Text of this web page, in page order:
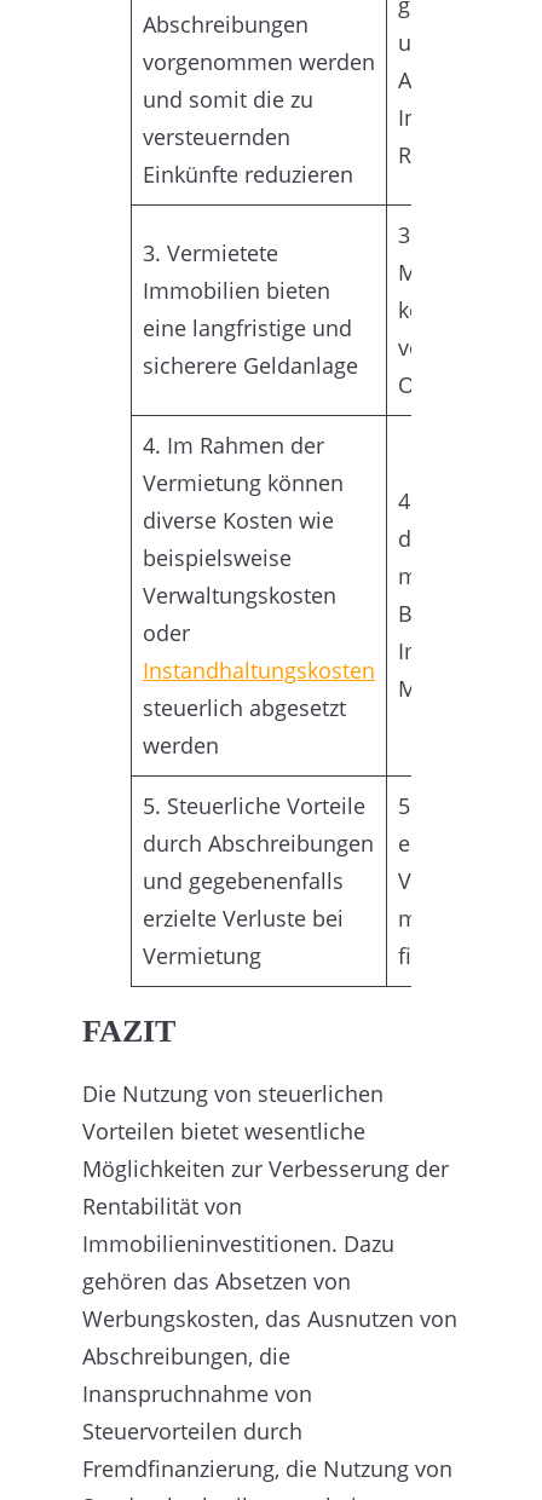
Abschreibungen
vorgenommen werden
und somit die zu
versteuernden
Einkünfte reduzieren
und
Aufwand für
Reparaturen
3. Vermietete
Immobilien bieten
eine langfristige und
sicherere Geldanlage
3. Steigende
können die
von
Objekten
4. Im Rahmen der
Vermietung können
diverse Kosten wie
beispielsweise
Verwaltungskosten
oder
Instandhaltungskosten
steuerlich abgesetzt
werden
4. Die
das Risiko
möglichen
Immobilie
Mieter
5. Steuerliche Vorteile
durch Abschreibungen
und gegebenenfalls
erzielte Verluste bei
Vermietung
5. Bei
entstehen
Vermieter
finanzielle
FAZIT
Die Nutzung von steuerlichen
Vorteilen bietet wesentliche
Möglichkeiten zur Verbesserung der
Rentabilität von
Immobilieninvestitionen. Dazu
gehören das Absetzen von
Werbungskosten, das Ausnutzen von
Abschreibungen, die
Inanspruchnahme von
Steuervorteilen durch
Fremdfinanzierung, die Nutzung von